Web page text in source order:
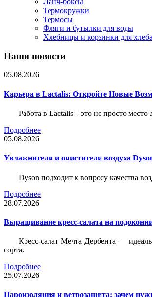
Ланч-боксы
Термокружки
Термосы
Фляги и бутылки для воды
Хлебницы и корзинки для хлеба
Наши новости
05.08.2026
Карьера в Lactalis: Откройте Новые
Работа в Lactalis – это не просто
Подробнее
05.08.2026
Увлажнители и очистители воздуха
Dyson подходит к вопросу качества
Подробнее
28.07.2026
Выращивание кресс-салата на
Кресс-салат Мечта Дербента —
сорта.
Подробнее
25.07.2026
Пароизоляция и ветрозащита: зачем